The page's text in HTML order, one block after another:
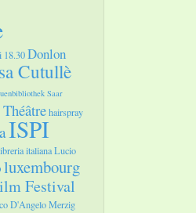
18.30Donlon
Cutullè
Saar
hairspray
ISPI
italianaLucio
luxembourg
Festival
D'AngeloMerzig